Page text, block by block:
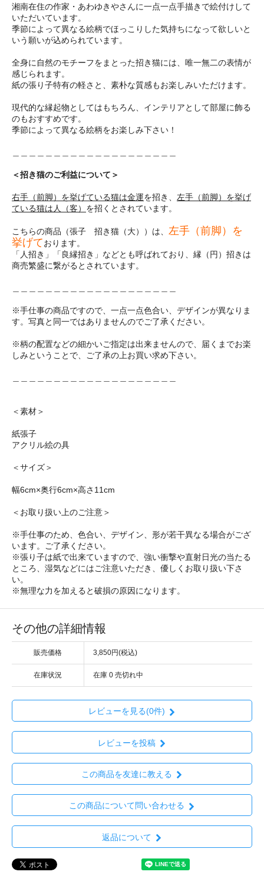
湘南在住の作家・あわゆきやさんに一点一点手描きで絵付けして
いただいています。
季節によって異なる絵柄でほっこりした気持ちになって欲しいと
いう願いが込められています。
全身に自然のモチーフをまとった招き猫には、唯一無二の表情が
感じられます。
紙の張り子特有の軽さと、素朴な質感もお楽しみいただけます。
現代的な縁起物としてはもちろん、インテリアとして部屋に飾る
のもおすすめです。
季節によって異なる絵柄をお楽しみ下さい！
＜招き猫のご利益について＞
右手（前脚）を挙げている猫は金運を招き、 左手（前脚）を挙げ
ている猫は人（客） を招くとされています。
こちらの商品（張子 招き猫（大））は、 左手（前脚）を
挙げております。
「人招き」「良縁招き」などとも呼ばれており、縁（円）招きは
商売繁盛に繋がるとされています。
※手仕事の商品ですので、一点一点色合い、デザインが異なりま
す。写真と同一ではありませんのでご了承ください。
※柄の配置などの細かいご指定は出来ませんので、届くまでお楽
しみということで、ご了承の上お買い求め下さい。
＜素材＞
紙張子
アクリル絵の具
＜サイズ＞
幅6cm×奥行6cm×高さ11cm
＜お取り扱い上のご注意＞
※手仕事のため、色合い、デザイン、形が若干異なる場合がござ
います。ご了承ください。
※張り子は紙で出来ていますので、強い衝撃や直射日光の当たる
ところ、湿気などにはご注意いただき、優しくお取り扱い下さ
い。
※無理な力を加えると破損の原因になります。
その他の詳細情報
販売価格 3,850円(税込)
在庫状況 在庫 0 売切れ中
レビューを見る(0件)
レビューを投稿
この商品を友達に教える
この商品について問い合わせる
返品について